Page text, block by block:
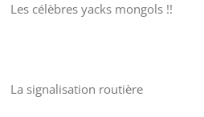
Les célèbres yacks mongols !!
La signalisation routière